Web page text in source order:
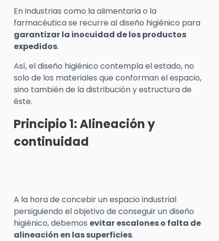
En industrias como la alimentaria o la
farmacéutica se recurre al diseño higiénico para
garantizar la inocuidad de los productos
expedidos.
Así, el diseño higiénico contempla el estado, no
solo de los materiales que conforman el espacio,
sino también de la distribución y estructura de
éste.
Principio 1: Alineación y
continuidad
A la hora de concebir un espacio industrial
persiguiendo el objetivo de conseguir un diseño
higiénico, debemos evitar escalones o falta de
alineación en las superficies.